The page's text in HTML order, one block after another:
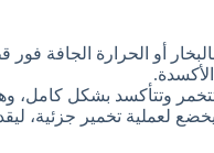
أو الحرارة الجافة
وتتأكسد بشكل كامل،
يخضع لعملية تخمير جزئية،